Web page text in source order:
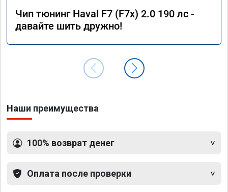
Чип тюнинг Haval F7 (F7x) 2.0 190 лс -
давайте шить дружно!
Наши преимущества
100% возврат денег
Оплата после проверки